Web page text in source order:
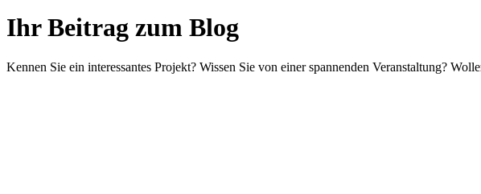
Ihr Beitrag zum Blog
Kennen Sie ein interessantes Projekt? Wissen Sie von einer spannenden Veranstaltung?